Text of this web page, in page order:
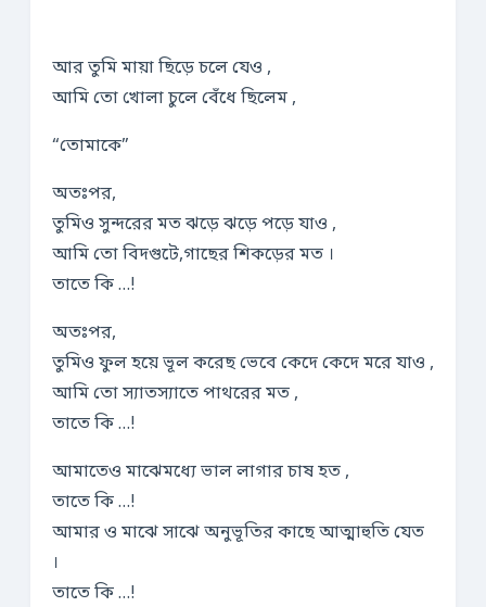
আর তুমি মায়া ছিড়ে চলে যেও ,
আমি তো খোলা চুলে বেঁধে ছিলেম ,
“তোমাকে”
অতঃপর,
তুমিও সুন্দরের মত ঝড়ে ঝড়ে পড়ে যাও ,
আমি তো বিদগুটে,গাছের শিকড়ের মত ।
তাতে কি …!
অতঃপর,
তুমিও ফুল হয়ে ভূল করেছ ভেবে কেদে কেদে মরে যাও ,
আমি তো স‍্যাতস‍্যাতে পাথরের মত ,
তাতে কি …!
আমাতেও মাঝেমধ্যে ভাল লাগার চাষ হত ,
তাতে কি …!
আমার ও মাঝে সাঝে অনুভূতির কাছে আত্মাহুতি যেত
।
তাতে কি …!